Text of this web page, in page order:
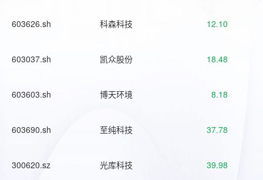
603626.sh 科森科技 12.10
603037.sh 凯众股份 18.48
603603.sh 博天环境 8.18
603690.sh 至纯科技 37.78
300620.sz 光库科技 39.98